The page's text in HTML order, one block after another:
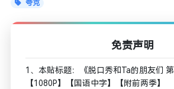
夸克
免责声明
1、本贴标题：《脱口秀和Ta的朋友们
【1080P】【国语中字】【附前两季】